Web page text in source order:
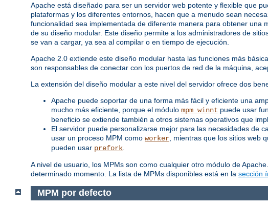
Apache está diseñado para ser un servidor web potente y flexible que
plataformas y los diferentes entornos, hacen que a menudo sean
funcionalidad sea implementada de diferente manera para obtener
de su diseño modular. Este diseño permite a los administradores de
se van a cargar, ya sea al compilar o en tiempo de ejecución.
Apache 2.0 extiende este diseño modular hasta las funciones más
son responsables de conectar con los puertos de red de la máquina,
La extensión del diseño modular a este nivel del servidor ofrece dos
Apache puede soportar de una forma más fácil y eficiente una
mucho más eficiente, porque el módulo mpm_winnt puede usar
beneficio se extiende también a otros sistemas operativos que
El servidor puede personalizarse mejor para las necesidades de
usar un proceso MPM como worker , mientras que los sitios web
pueden usar prefork
A nivel de usuario, los MPMs son como cualquier otro módulo de
determinado momento. La lista de MPMs disponibles está en la sección
MPM por defecto